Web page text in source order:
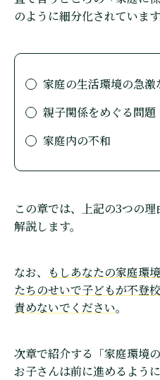
のように細分化されています
家庭の生活環境の急激
親子関係をめぐる問題
家庭内の不和
この章では、上記の3つの
解説します。
なお、
もしあなたの家庭環
たちのせいで子どもが不登
責めないでください。
次章で紹介する「家庭環境
お子さんは前に進めるように